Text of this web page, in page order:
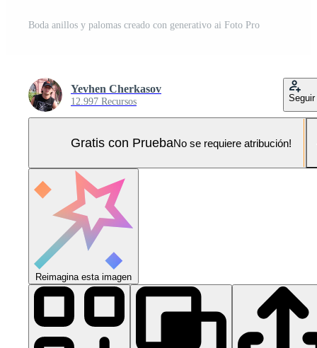
Boda anillos y palomas creado con generativo ai Foto Pro
Yevhen Cherkasov
12.997 Recursos Seguir
Gratis con PruebaNo se requiere atribución!
Reimagina esta imagen